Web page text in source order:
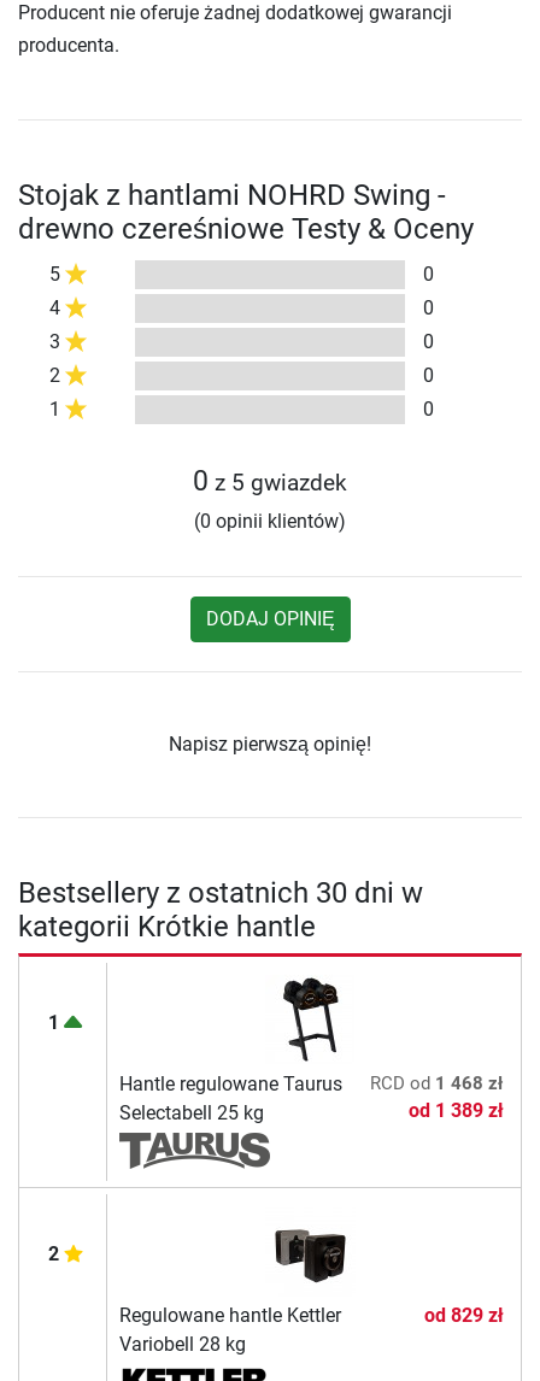
Producent nie oferuje żadnej dodatkowej gwarancji
producenta.
Stojak z hantlami NOHRD Swing -
drewno czereśniowe Testy & Oceny
5
0
4
0
3
0
2
0
1
0
0 z 5 gwiazdek
(0 opinii klientów)
DODAJ OPINIĘ
Napisz pierwszą opinię!
Bestsellery z ostatnich 30 dni w
kategorii Krótkie hantle
1
Hantle regulowane Taurus
Selectabell 25 kg
RCD od 1 468 zł
od 1 389 zł
2
Regulowane hantle Kettler
Variobell 28 kg
od 829 zł